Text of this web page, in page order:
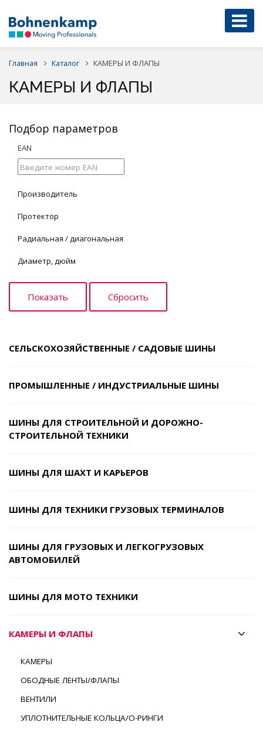
Главная Каталог КАМЕРЫ И ФЛАПЫ
КАМЕРЫ И ФЛАПЫ
Подбор параметров
EAN
Производитель
Протектор
Радиальная / диагональная
Диаметр, дюйм
СЕЛЬСКОХОЗЯЙСТВЕННЫЕ / САДОВЫЕ ШИНЫ
ПРОМЫШЛЕННЫЕ / ИНДУСТРИАЛЬНЫЕ ШИНЫ
ШИНЫ ДЛЯ СТРОИТЕЛЬНОЙ И ДОРОЖНО-
СТРОИТЕЛЬНОЙ ТЕХНИКИ
ШИНЫ ДЛЯ ШАХТ И КАРЬЕРОВ
ШИНЫ ДЛЯ ТЕХНИКИ ГРУЗОВЫХ ТЕРМИНАЛОВ
ШИНЫ ДЛЯ ГРУЗОВЫХ И ЛЕГКОГРУЗОВЫХ
АВТОМОБИЛЕЙ
ШИНЫ ДЛЯ МОТО ТЕХНИКИ
КАМЕРЫ И ФЛАПЫ
КАМЕРЫ
ОБОДНЫЕ ЛЕНТЫ/ФЛАПЫ
ВЕНТИЛИ
УПЛОТНИТЕЛЬНЫЕ КОЛЬЦА/О-РИНГИ